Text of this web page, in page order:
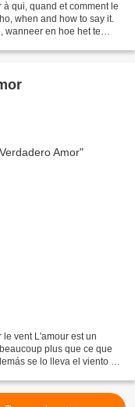
à qui, quand et comment le
when and how to say it.
wanneer en hoe het te
le vent L'amour est un
plus que ce que
se lo lleva el viento El